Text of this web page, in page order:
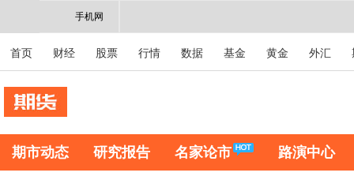
手机网
首页 财经 股票 行情 数据 基金 黄金 外汇
期市动态 研究报告 名家论市 路演中心